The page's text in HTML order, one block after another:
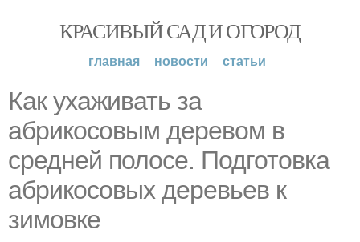
КРАСИВЫЙ САД И ОГОРОД
главная новости статьи
Как ухаживать за
абрикосовым деревом в
средней полосе. Подготовка
абрикосовых деревьев к
зимовке